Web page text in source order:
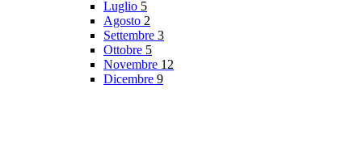
Luglio 5
Agosto 2
Settembre 3
Ottobre 5
Novembre 12
Dicembre 9